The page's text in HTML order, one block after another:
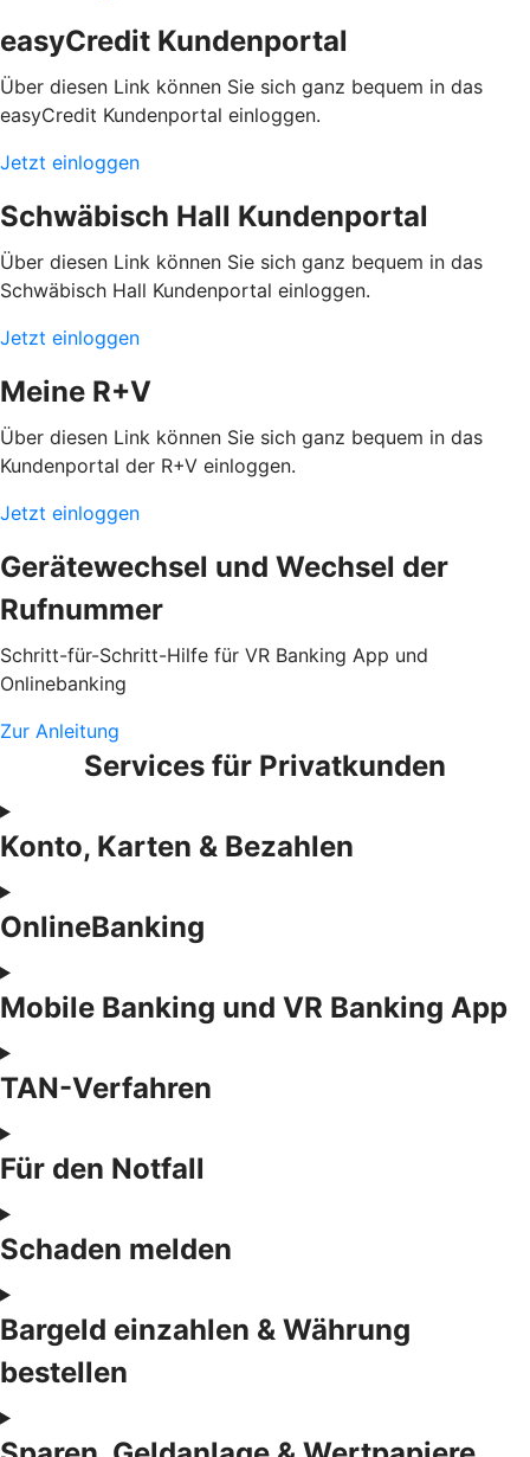
easyCredit Kundenportal
Über diesen Link können Sie sich ganz bequem in das
easyCredit Kundenportal einloggen.
Jetzt einloggen
Schwäbisch Hall Kundenportal
Über diesen Link können Sie sich ganz bequem in das
Schwäbisch Hall Kundenportal einloggen.
Jetzt einloggen
Meine R+V
Über diesen Link können Sie sich ganz bequem in das
Kundenportal der R+V einloggen.
Jetzt einloggen
Gerätewechsel und Wechsel der
Rufnummer
Schritt-für-Schritt-Hilfe für VR Banking App und
Onlinebanking
Zur Anleitung
Services für Privatkunden
Konto, Karten & Bezahlen
OnlineBanking
Mobile Banking und VR Banking App
TAN-Verfahren
Für den Notfall
Schaden melden
Bargeld einzahlen & Währung
bestellen